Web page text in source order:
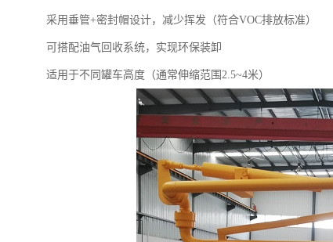
采用垂管+密封帽设计，减少挥发（符合VOC排放标准）
可搭配油气回收系统，实现环保装卸
适用于不同罐车高度（通常伸缩范围2.5~4米）